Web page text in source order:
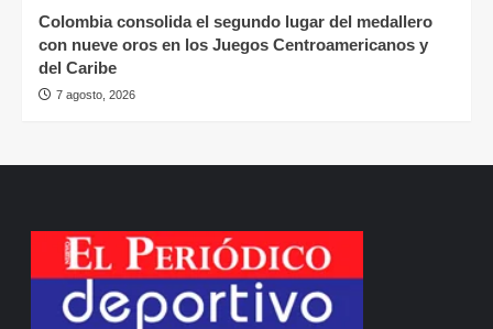
Colombia consolida el segundo lugar del medallero
con nueve oros en los Juegos Centroamericanos y
del Caribe
7 agosto, 2026